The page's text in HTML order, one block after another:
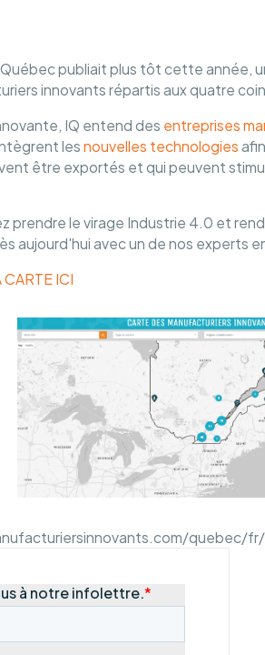
publiait plus tôt cette année,
innovants répartis aux quatre
IQ entend des entreprises
lesnouvelles technologies
être exportés et qui peuvent
prendre le virage Industrie 4.0 et
aujourd'hui avec un de nos experts
ICI
quebec/